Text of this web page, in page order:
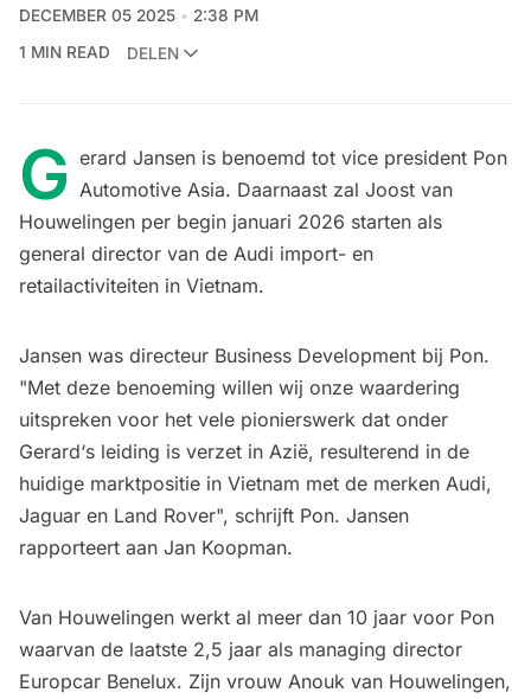
DECEMBER 05 2025
2:38 PM
1 MIN READ
DELEN
G erard Jansen is benoemd tot vice president Pon
Automotive Asia. Daarnaast zal Joost van
Houwelingen per begin januari 2026 starten als
general director van de Audi import- en
retailactiviteiten in Vietnam.
Jansen was directeur Business Development bij Pon.
"Met deze benoeming willen wij onze waardering
uitspreken voor het vele pionierswerk dat onder
Gerard‘s leiding is verzet in Azië, resulterend in de
huidige marktpositie in Vietnam met de merken Audi,
Jaguar en Land Rover", schrijft Pon. Jansen
rapporteert aan Jan Koopman.
Van Houwelingen werkt al meer dan 10 jaar voor Pon
waarvan de laatste 2,5 jaar als managing director
Europcar Benelux. Zijn vrouw Anouk van Houwelingen,